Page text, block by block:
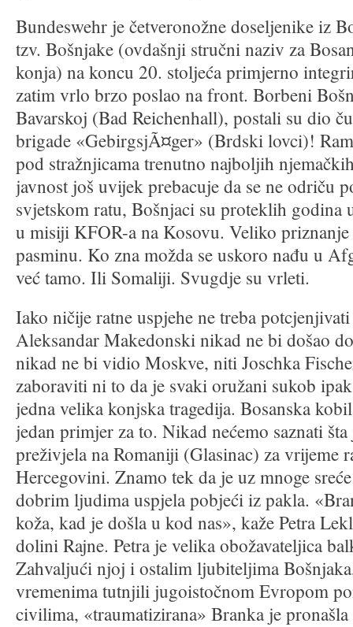
Bundeswehr je četveronožne doseljenike iz
tzv. Bošnjake (ovdašnji stručni naziv za
konja) na koncu 20. stoljeća primjerno
zatim vrlo brzo poslao na front. Borbeni
Bavarskoj (Bad Reichenhall), postali su dio
brigade «GebirgsjÃ¤ger» (Brdski lovci)!
pod stražnjicama trenutno najboljih
javnost još uvijek prebacuje da se ne odriču
svjetskom ratu, Bošnjaci su proteklih godina
u misiji KFOR-a na Kosovu. Veliko
pasminu. Ko zna možda se uskoro nađu u
već tamo. Ili Somaliji. Svugdje su vrleti.
Iako ničije ratne uspjehe ne treba
Aleksandar Makedonski nikad ne bi došao
nikad ne bi vidio Moskve, niti Joschka
zaboraviti ni to da je svaki oružani sukob
jedna velika konjska tragedija. Bosanska
jedan primjer za to. Nikad nećemo saznati
preživjela na Romaniji (Glasinac) za vrijeme
Hercegovini. Znamo tek da je uz mnoge
dobrim ljudima uspjela pobjeći iz pakla.
koža, kad je došla u kod nas», kaže Petra
dolini Rajne. Petra je velika obožavateljica
Zahvaljući njoj i ostalim ljubiteljima
vremenima tutnjili jugoistočnom Evropom
civilima, «traumatizirana» Branka je